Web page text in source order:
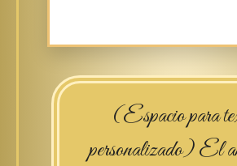
(Espacio para
personalizado) El